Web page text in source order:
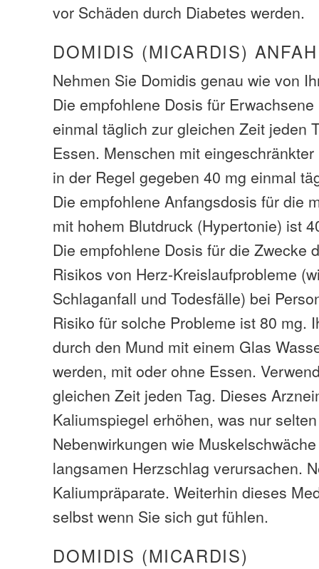
vor Schäden durch Diabetes werden.
DOMIDIS (MICARDIS)
Nehmen Sie Domidis genau wie von
Die empfohlene Dosis für
einmal täglich zur gleichen Zeit jeden
Essen. Menschen mit
in der Regel gegeben 40 mg einmal
Die empfohlene Anfangsdosis für die
mit hohem Blutdruck (Hypertonie) ist
Die empfohlene Dosis für die Zwecke
Risikos von Herz-Kreislaufprobleme
Schlaganfall und Todesfälle) bei
Risiko für solche Probleme ist 80 mg.
durch den Mund mit einem Glas
werden, mit oder ohne Essen.
gleichen Zeit jeden Tag. Dieses
Kaliumspiegel erhöhen, was nur
Nebenwirkungen wie
langsamen Herzschlag verursachen.
Kaliumpräparate. Weiterhin dieses
selbst wenn Sie sich gut fühlen.
DOMIDIS (MICARDIS)